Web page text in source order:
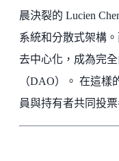
晨決裂的 Lucien
系統和分散式架構
去中心化，成為完
（DAO）。 在這
員與持有者共同投票